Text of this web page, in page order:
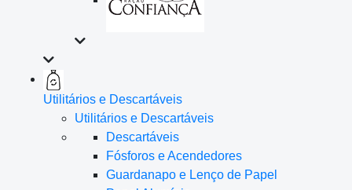
Utilitários e Descartáveis
Utilitários e Descartáveis
Descartáveis
Fósforos e Acendedores
Guardanapo e Lenço de Papel